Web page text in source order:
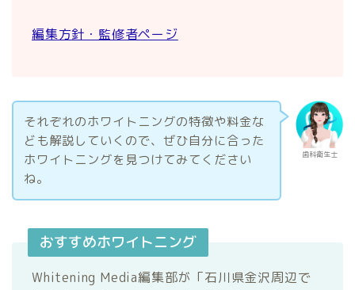
編集方針・監修者ページ
歯科衛生士
それぞれのホワイトニングの特徴や料金な
ども解説していくので、ぜひ自分に合った
ホワイトニングを見つけてみてください
ね。
おすすめホワイトニング
Whitening Media編集部が「石川県金沢周辺で